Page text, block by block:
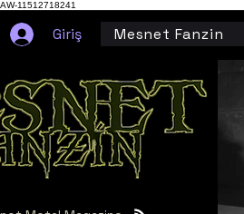
AW-11512718241
Giriş Mesnet Fanzin